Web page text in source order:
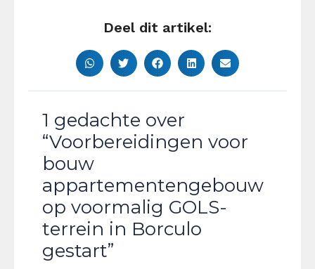
Deel dit artikel:
1 gedachte over
“Voorbereidingen voor
bouw
appartementengebouw
op voormalig GOLS-
terrein in Borculo
gestart”